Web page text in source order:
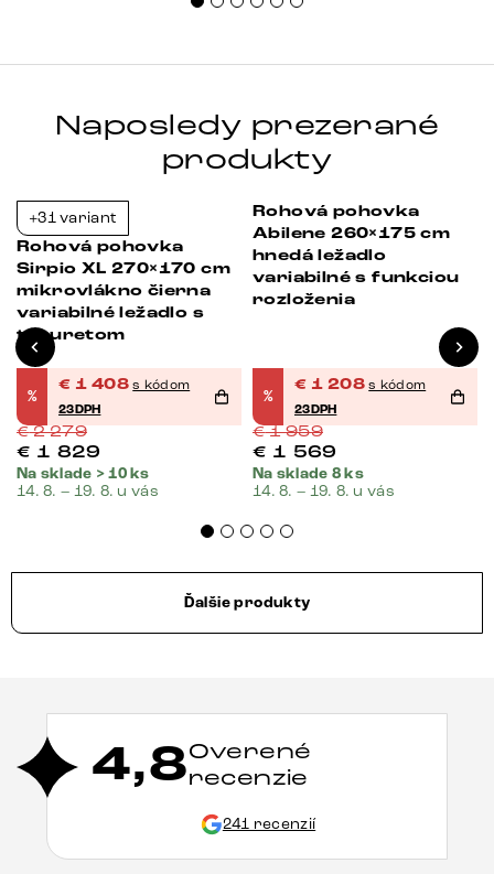
Naposledy prezerané
produkty
+31 variant
Rohová pohovka
Sirpio XL 270×170 cm
mikrovlákno čierna
variabilné ležadlo s
taburetom
%
€ 1 408 s kódom
23DPH
€2 279
€ 1 829
Na sklade > 10 ks
14. 8. – 19. 8. u vás
Rohová pohovka
Abilene 260×175 cm
hnedá ležadlo
variabilné s funkciou
rozloženia
%
€ 1 208 s kódom
23DPH
€1 959
€ 1 569
Na sklade 8 ks
14. 8. – 19. 8. u vás
Ďalšie produkty
4,8Overené
recenzie
241 recenzií